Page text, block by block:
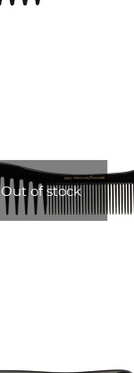
Out of stock